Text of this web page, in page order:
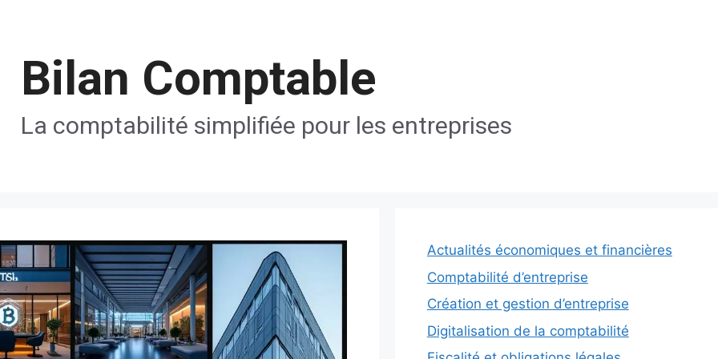
Bilan Comptable
La comptabilité simplifiée pour les entreprises
Actualités économiques et financières
Comptabilité d’entreprise
Création et gestion d’entreprise
Digitalisation de la comptabilité